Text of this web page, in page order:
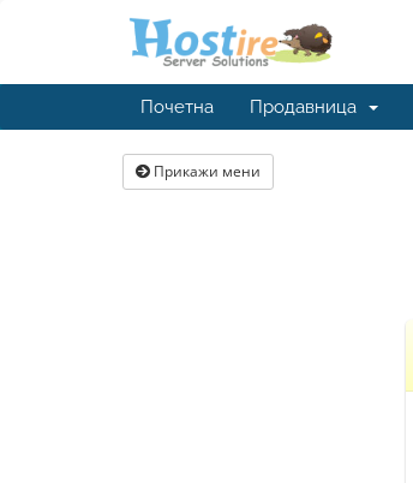
Почетна Продавница
Прикажи мени